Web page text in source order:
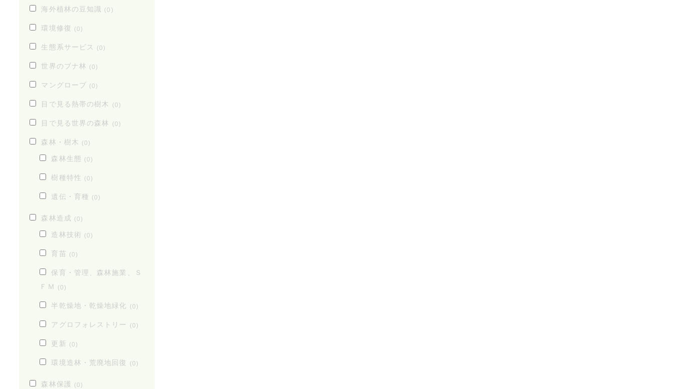
海外植林の豆知識 (0)
環境修復 (0)
生態系サービス (0)
世界のブナ林 (0)
マングローブ (0)
目で見る熱帯の樹木 (0)
目で見る世界の森林 (0)
森林・樹木 (0)
森林生態 (0)
樹種特性 (0)
遺伝・育種 (0)
森林造成 (0)
造林技術 (0)
育苗 (0)
保育・管理、森林施業、Ｓ
ＦＭ
(0)
半乾燥地・乾燥地緑化 (0)
アグロフォレストリー (0)
更新 (0)
環境造林・荒廃地回復 (0)
森林保護 (0)